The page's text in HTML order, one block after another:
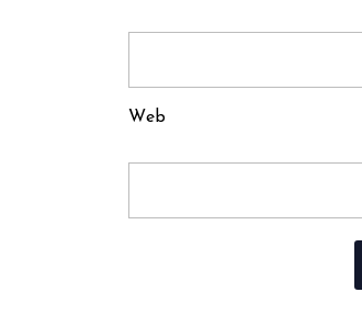
Web